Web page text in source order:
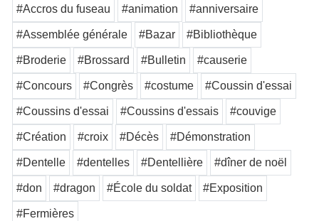
#Accros du fuseau #animation #anniversaire
#Assemblée générale #Bazar #Bibliothèque
#Broderie #Brossard #Bulletin #causerie
#Concours #Congrès #costume #Coussin d'essai
#Coussins d'essai #Coussins d'essais #couvige
#Création #croix #Décès #Démonstration
#Dentelle #dentelles #Dentellière #dîner de noël
#don #dragon #École du soldat #Exposition
#Fermières